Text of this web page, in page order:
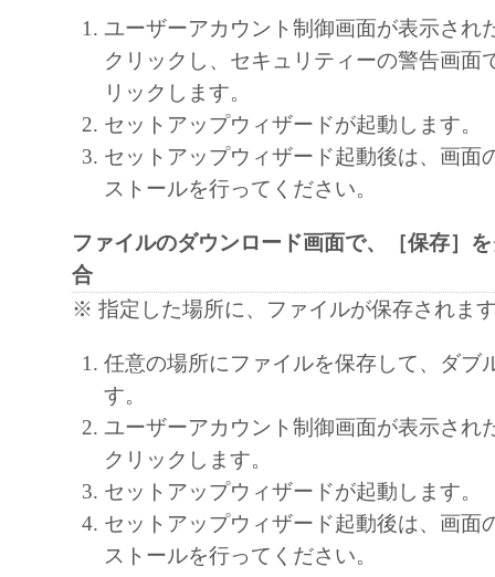
よび「本ソフトウェア」に対してアップデ
正あるいはサポートを行うことについて、
負うものではありません。
７．保証の否認・免責
(1) 「本ソフトウェア」は、『現状のまま
諾されます。キヤノン、キヤノンのライセ
たは販売店のいずれも、「本ソフトウェア
品性および特定の目的への適合性の保証を
保証も、明示たると黙示たるとを問わず一
(2) キヤノン、キヤノンのライセンサー、
社、キヤノンの関連会社、それらの販売代
店のいずれも、「本ソフトウェア」の使用
から生ずるいかなる損害（逸失利益および
または付随的な損害を含むがこれらに限定
損害を言います。）について、適用法で認
一切の責任を負わないものとします。たと
ユーザーアカウント制御画面が表示され
クリックし、セキュリティーの警告画面
リックします。
セットアップウィザードが起動します。
セットアップウィザード起動後は、画面
ストールを行ってください。
ファイルのダウンロード画面で、［保存］
合
※ 指定した場所に、ファイルが保存されま
任意の場所にファイルを保存して、ダブ
す。
ユーザーアカウント制御画面が表示され
クリックします。
セットアップウィザードが起動します。
セットアップウィザード起動後は、画面
ストールを行ってください。